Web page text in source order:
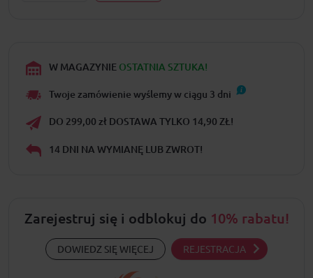
W MAGAZYNIE OSTATNIA SZTUKA!
Twoje zamówienie wyślemy w ciągu 3 dni
DO 299,00 zł DOSTAWA TYLKO 14,90 ZŁ!
14 DNI NA WYMIANĘ LUB ZWROT!
Zarejestruj się i odblokuj do 10% rabatu!
DOWIEDZ SIĘ WIĘCEJ REJESTRACJA